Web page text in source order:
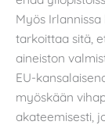
Myös
tarkoittaa sitä,
aineiston
EU-
myöskään
akateemisesti,